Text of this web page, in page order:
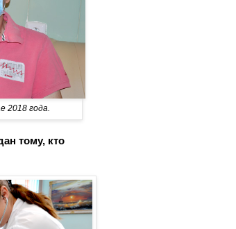
2018 года.
тому, кто